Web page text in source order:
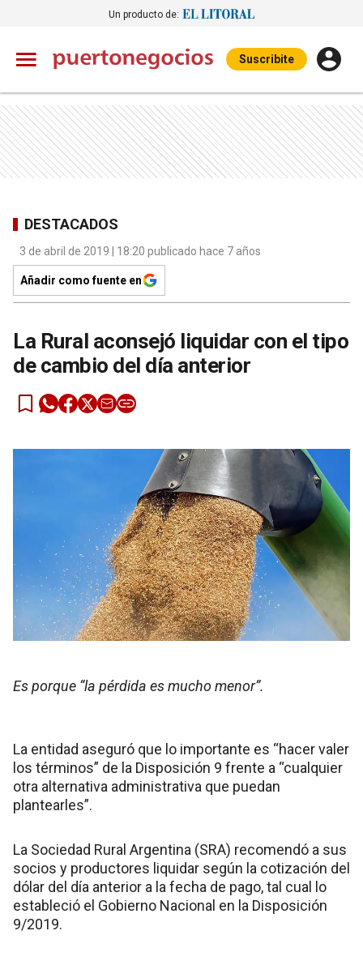
Un producto de:
Suscribite
DESTACADOS
3 de abril de 2019 | 18:20 publicado hace 7 años
Añadir como fuente en
La Rural aconsejó liquidar con el tipo
de cambio del día anterior
Es porque “la pérdida es mucho menor”.
La entidad aseguró que lo importante es “hacer valer
los términos” de la Disposición 9 frente a “cualquier
otra alternativa administrativa que puedan
plantearles”.
La Sociedad Rural Argentina (SRA) recomendó a sus
socios y productores liquidar según la cotización del
dólar del día anterior a la fecha de pago, tal cual lo
estableció el Gobierno Nacional en la Disposición
9/2019.